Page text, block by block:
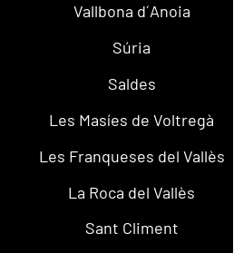
Vallbona d´Anoia
Súria
Saldes
Les Masíes de Voltregà
Les Franqueses del Vallès
La Roca del Vallès
Sant Climent